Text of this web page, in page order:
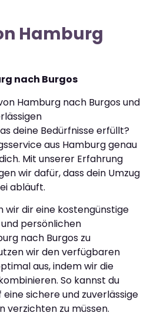
Hamburg
nach Burgos
Hamburg nach Burgos und
deine Bedürfnisse erfüllt?
aus Hamburg genau
Mit unserer Erfahrung
wir dafür, dass dein Umzug
abläuft.
wir dir eine kostengünstige
persönlichen
nach Burgos zu
wir den verfügbaren
aus, indem wir die
So kannst du
sichere und zuverlässige
verzichten zu müssen.